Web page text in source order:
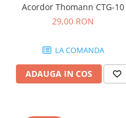
Acordor Thomann CTG-10
29,00 RON
LA COMANDA
ADAUGA IN COS